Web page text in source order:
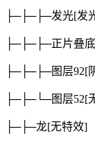
├─├─├─发光[发
├─├─├─正片叠底
├─├─├─图层92[
├─├─└─图层52[
├─├─龙[无特效]